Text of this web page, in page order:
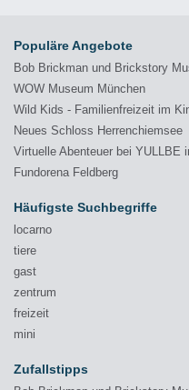
Populäre Angebote
Bob Brickman und Brickstory
WOW Museum München
Wild Kids - Familienfreizeit im
Neues Schloss Herrenchiemsee
Virtuelle Abenteuer bei YULLBE
Fundorena Feldberg
Häufigste Suchbegriffe
locarno
tiere
gast
zentrum
freizeit
mini
Zufallstipps